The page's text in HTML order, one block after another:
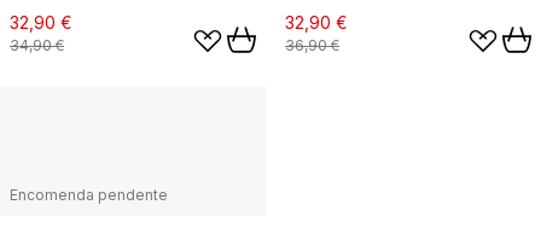
32,90 €
34,90 €
32,90 €
36,90 €
Encomenda pendente